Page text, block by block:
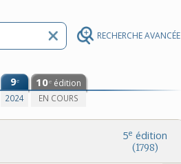
RECHERCHE AVANCÉE
9e
2024
10e édition
EN COURS
5e édition
(1798)